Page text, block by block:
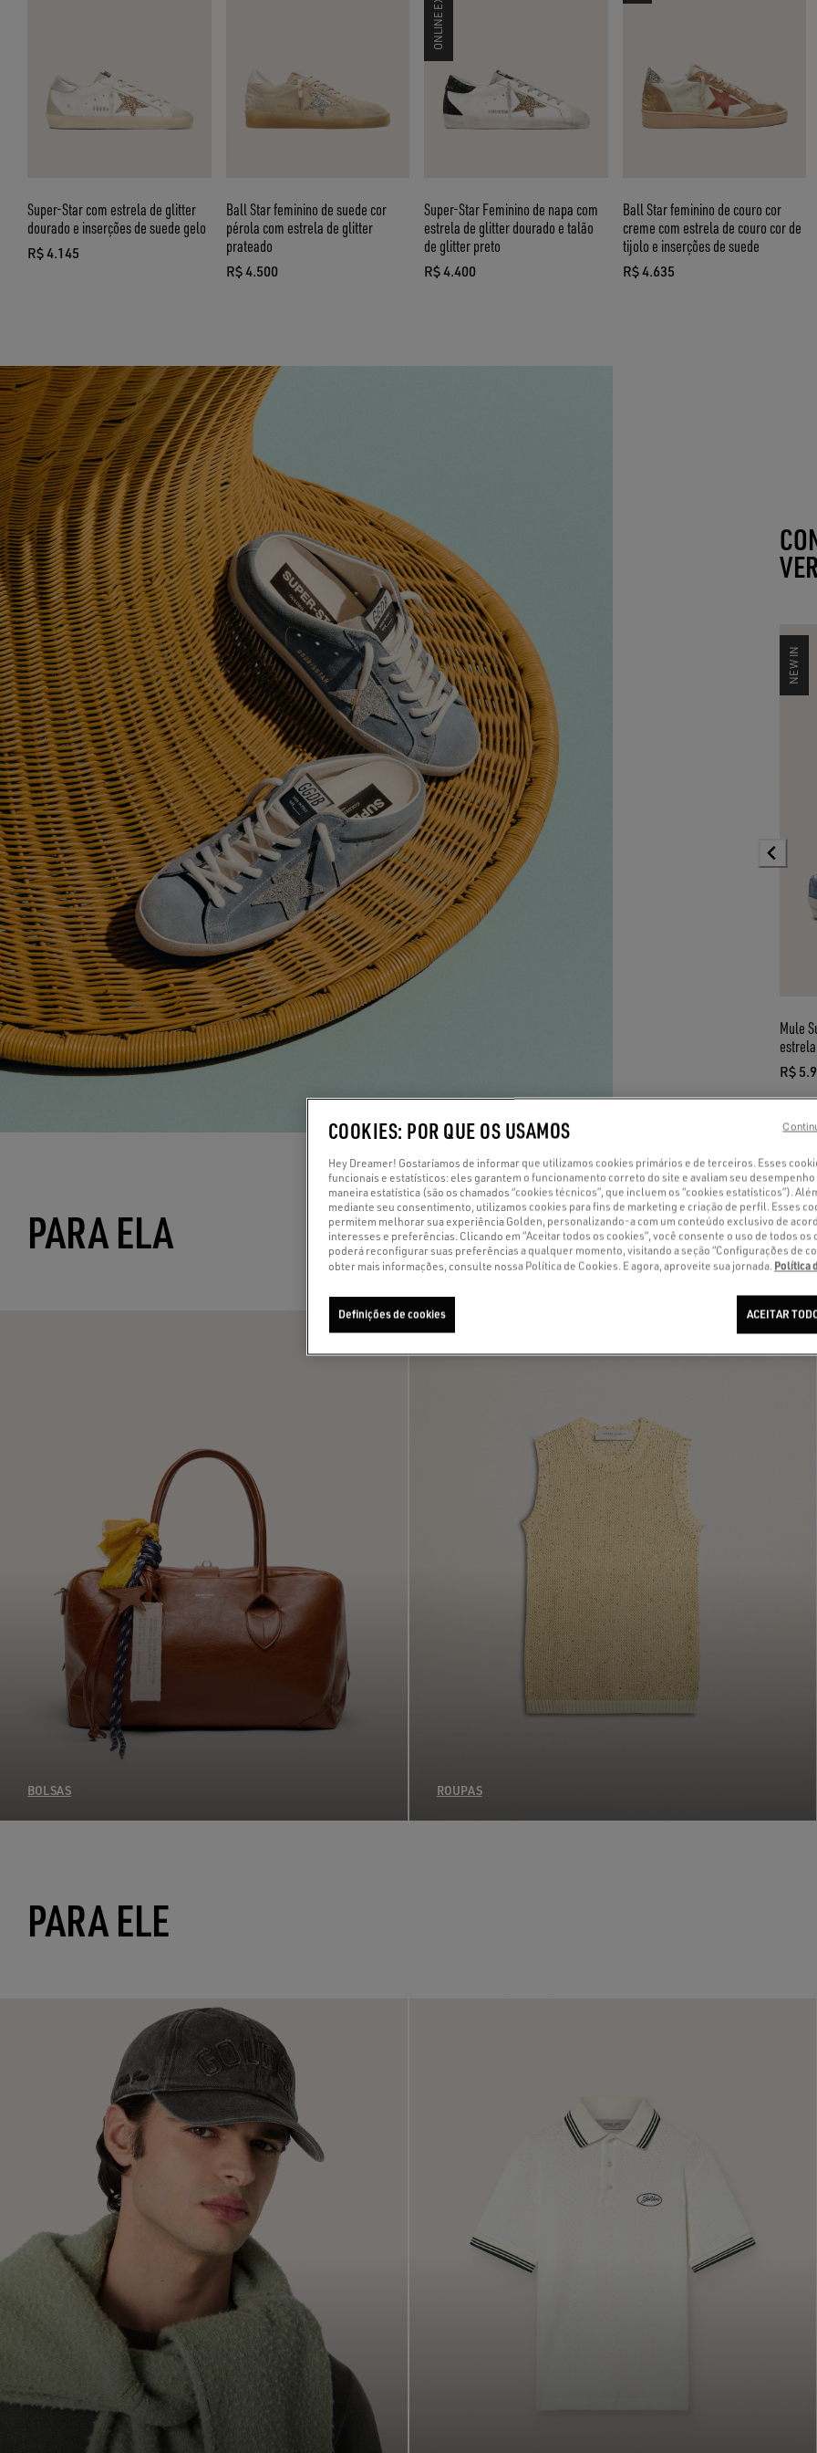
Super-Star com estrela de glitter
dourado e inserções de suede gelo
R$ 4.145
preço atual R$ 4.145
Ball Star feminino de suede cor
pérola com estrela de glitter
prateado
R$ 4.500
preço atual R$ 4.500
Super-Star Feminino de napa com
estrela de glitter dourado e talão
de glitter preto
R$ 4.400
preço atual R$ 4.400
Ball Star feminino de couro cor
creme com estrela de couro cor de
tijolo e inserções de suede
R$ 4.635
preço atual R$ 4.635
Mule
R$
NEW IN
PARA ELA
BOLSAS ROUPAS
PARA ELE
COOKIES: POR QUE OS USAMOS
Hey Dreamer! Gostaríamos de informar que utilizamos cookies primários e de terceiros. Esses
funcionais e estatísticos: eles garantem o funcionamento correto do site e avaliam seu desempenho
maneira estatística (são os chamados “cookies técnicos”, que incluem os “cookies estatísticos”).
mediante seu consentimento, utilizamos cookies para fins de marketing e criação de perfil. Esses
permitem melhorar sua experiência Golden, personalizando-a com um conteúdo exclusivo de
interesses e preferências. Clicando em “Aceitar todos os cookies”, você consente o uso de todos os
poderá reconfigurar suas preferências a qualquer momento, visitando a seção “Configurações de
obter mais informações, consulte nossa Política de Cookies. E agora, aproveite sua jornada. Política
Definições de cookies ACEITAR